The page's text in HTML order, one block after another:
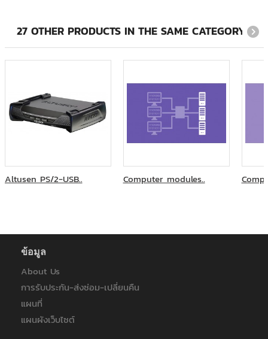
บริษัท กัลฟ์ เจพี เอ็นเอส จำกัด
บริษัท ทรัยโมทีฟ เอเซีย แปซิฟิค จำกัด
บริษัท พีทีที ดิจิตอล โซลูชั่น จำกัด
บริษัท โซริเมะ (ประเทศไทย) จำกัด
บริษัท โรงพยาบาลวิภาวดี จำกัด (มหาชน)
ภาควิชาคณะวิศวะ โยธา สถาบันเทคโนโลยีพระจอมเกล้าเจ้าคุณทหาร
ลาดกระบัง
ภาควิชาวิสัญญีวิทยา คณะแพทยศาสตร์ มหาวิทยาลัยเชียงใหม่
มหาวิทยาลัยมหาสารคาม
มหาวิทยาลัยมหิดล
มหาวิทยาลัยเทคโนโลยีราชมงคลศรีวิชัย วิทยาเขตนครศรีธรรมราช ไส
มูลนิธิพันธบริกร
มูลนิธิแห่งสภาคริสตจักรในประเทศไทย
วิทยาลัยสหวิทยาการ เกาะสมุย มหาวิทยาลัยราชภัฏสุราษฎร์ธานี
ศูนย์แพทยศาสตรศึกษาชั้นคลินิก โรงพยาบาลพุทธโสธร
27 OTHER PRODUCTS IN THE SAME CATEGORY:
Altusen PS/2-USB.. Computer modules..
ข้อมูล
About Us
การรับประกัน-ส่งซ่อม-เปลี่ยนคืน
แผนที่
แผนผังเว็บไซต์